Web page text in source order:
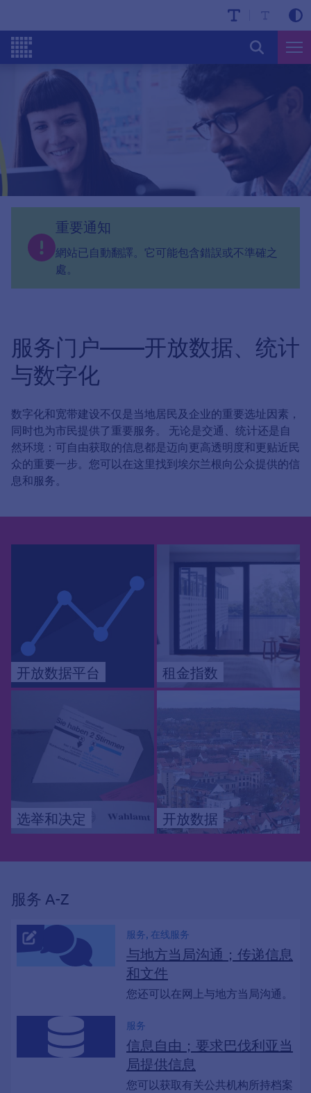
重要通知
網站已自動翻譯。它可能包含錯誤或不準確之
處。
服务门户——开放数据、统计
与数字化
数字化和宽带建设不仅是当地居民及企业的重要选址因素，
同时也为市民提供了重要服务。 无论是交通、统计还是自
然环境：可自由获取的信息都是迈向更高透明度和更贴近民
众的重要一步。您可以在这里找到埃尔兰根向公众提供的信
息和服务。
开放数据平台 租金指数
选举和决定 开放数据
服务 A-Z
服务, 在线服务
与地方当局沟通；传递信息
和文件
您还可以在网上与地方当局沟通。
服务
信息自由；要求巴伐利亚当
局提供信息
您可以获取有关公共机构所持档案